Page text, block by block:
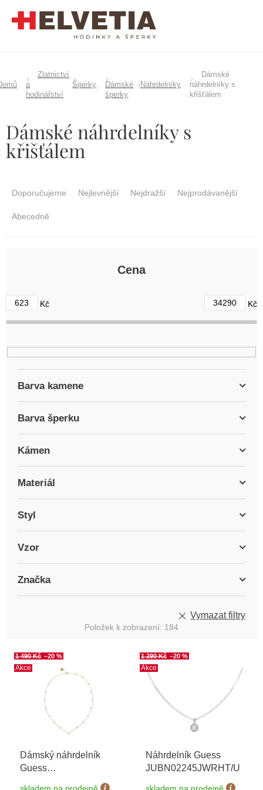
Zlatnictví
a
hodinářství
Šperky
Dámské
šperky
Náhrdelníky
Dámské
náhrdelníky s
křišťálem
Dámské náhrdelníky s
křišťálem
d
u
k
ů
Doporučujeme Nejlevnější Nejdražší Nejprodávanější
Abecedně
Cena
623 Kč 34290 Kč
Barva kamene
Barva šperku
Kámen
Materiál
Styl
Vzor
Značka
Vymazat filtry
Položek k zobrazení: 184
Akce
1 490 Kč –20 %
Dámský náhrdelník
Guess
JUBN03073JWYGLRT/U
skladem na prodejně
Akce
1 290 Kč –20 %
Náhrdelník Guess
JUBN02245JWRHT/U
skladem na prodejně